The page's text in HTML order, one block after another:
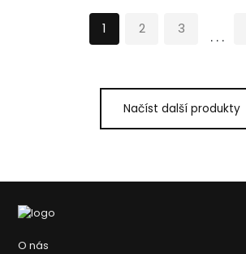
1 2 3 ...
Načíst další produkty
O nás